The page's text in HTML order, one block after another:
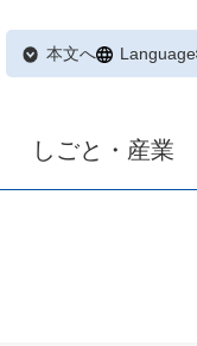
本文へ Language
しごと・産業